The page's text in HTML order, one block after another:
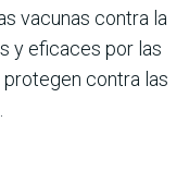
vacunas contra la
y eficaces por las
contra las